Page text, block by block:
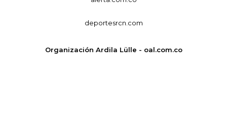
deportesrcn.com
Organización Ardila Lülle - oal.com.co